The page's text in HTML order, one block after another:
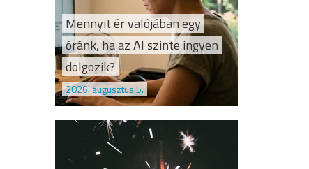
Mennyit ér valójában egy
óránk, ha az AI szinte ingyen
dolgozik?
2026. augusztus 5.